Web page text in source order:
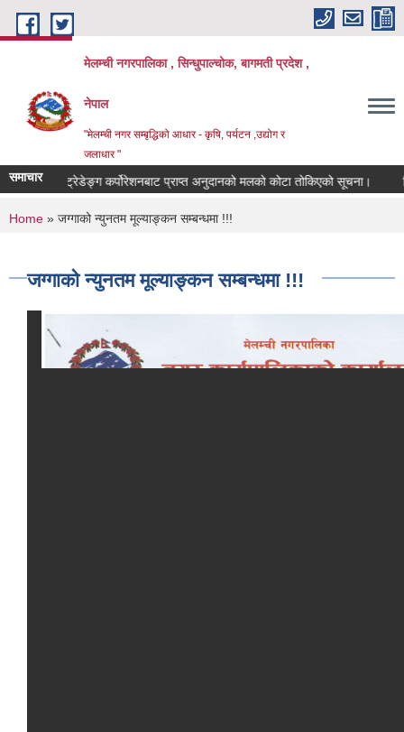
Skip to main content
मेलम्ची नगरपालिका , सिन्धुपाल्चोक, बागमती प्रदेश ,
नेपाल
"मेलम्ची नगर सम्बृद्धिको आधार - कृषि, पर्यटन ,उद्योग र
जलाधार "
समाचार
साल्ट ट्रेडेङ्ग कर्पोरेशनबाट प्राप्त अनुदानको मलको कोटा तोकिएको सूचना।
You are here
Home » जग्गाको न्युनतम मूल्याङ्‍कन सम्बन्धमा !!!
जग्गाको न्युनतम मूल्याङ्‍कन सम्बन्धमा !!!